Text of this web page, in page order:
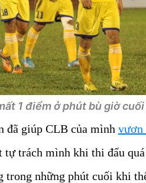
1 điểm ở phút bù giờ
đã giúp CLB của mình vươn
trách mình khi thi đấu
trong những phút cuối khi